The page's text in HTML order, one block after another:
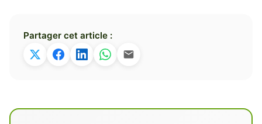
Partager cet article :